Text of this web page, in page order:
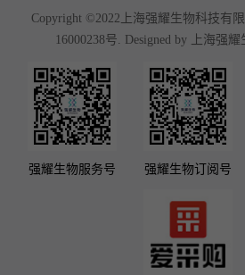
Copyright ©2022上海强耀生物科技有
16000238号. Designed by 上海强
强耀生物服务号 强耀生物订阅号